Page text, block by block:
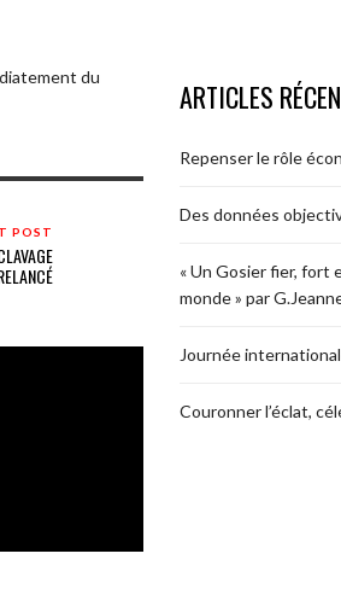
du
POST
ARTICLES
Repenser le rôle
Des données
« Un Gosier fier, fort
monde » par
Journée
Couronner l’éclat,